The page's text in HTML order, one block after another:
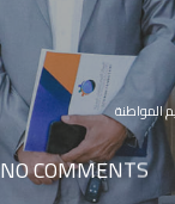
المواطنة
NO COMMENTS